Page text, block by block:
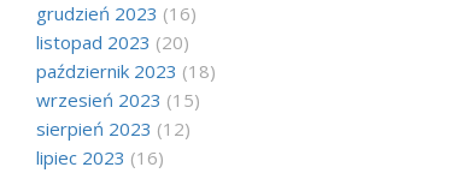
grudzień 2023 (16)
listopad 2023 (20)
październik 2023 (18)
wrzesień 2023 (15)
sierpień 2023 (12)
lipiec 2023 (16)